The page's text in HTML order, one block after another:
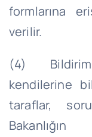
formlarına
verilir.
(4)
kendilerine
taraflar,
Bakanlığın